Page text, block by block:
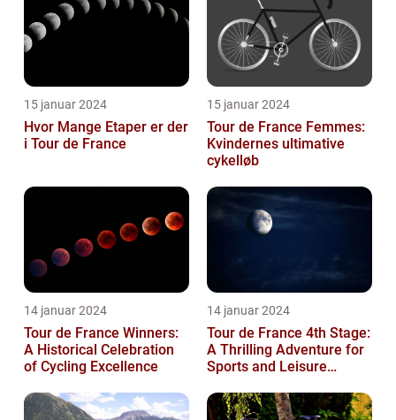
15 januar 2024
Hvor Mange Etaper er der
i Tour de France
15 januar 2024
Tour de France Femmes:
Kvindernes ultimative
cykelløb
14 januar 2024
Tour de France Winners:
A Historical Celebration
of Cycling Excellence
14 januar 2024
Tour de France 4th Stage:
A Thrilling Adventure for
Sports and Leisure